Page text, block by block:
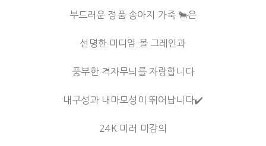
부드러운 정품 송아지 가죽 🐂은
선명한 미디엄 볼 그레인과
풍부한 격자무늬를 자랑합니다
내구성과 내마모성이 뛰어납니다✔️
24K 미러 마감의